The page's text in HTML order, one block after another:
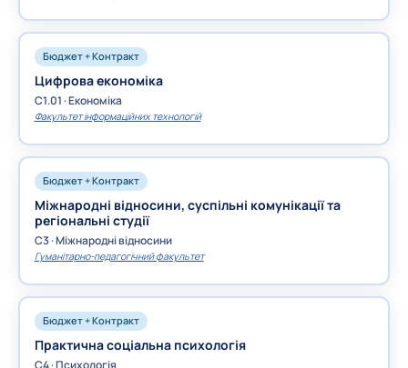
Бюджет + Контракт
Цифрова економіка
C1.01 · Економіка
Факультет інформаційних технологій
Бюджет + Контракт
Міжнародні відносини, суспільні комунікації та
регіональні студії
C3 · Міжнародні відносини
Гуманітарно-педагогічний факультет
Бюджет + Контракт
Практична соціальна психологія
C4 · Психологія